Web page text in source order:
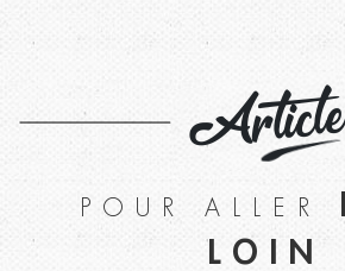
POUR ALLER
LOIN